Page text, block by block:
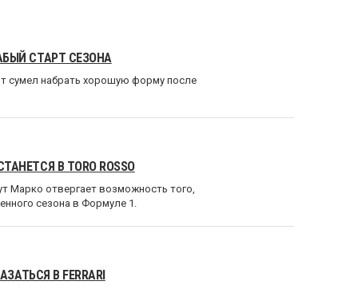
СТАРТ СЕЗОНА
сумел набрать хорошую форму после
В TORO ROSSO
Марко отвергает возможность того,
сезона в Формуле 1.
В FERRARI